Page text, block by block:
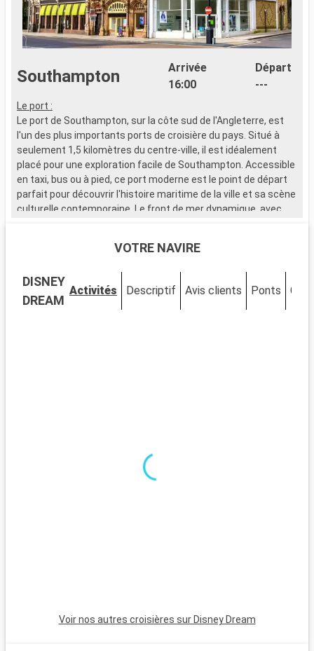
Southampton
Arrivée
16:00
Départ
---
Le port :
Le port de Southampton, sur la côte sud de l'Angleterre, est
l'un des plus importants ports de croisière du pays. Situé à
seulement 1,5 kilomètres du centre-ville, il est idéalement
placé pour une exploration facile de Southampton. Accessible
en taxi, bus ou à pied, ce port moderne est le point de départ
parfait pour découvrir l'histoire maritime de la ville et sa scène
culturelle contemporaine. Le front de mer dynamique, avec
Southampton, ville portuaire chargée d'histoire, est riche en
sites d'intérêt. Le musée SeaCity narre l'histoire du Titanic,
étroitement liée à la ville. Les murs médiévaux et la Bargate,
excursions. Le parc national de New Forest, proche de la ville,
est un havre pour les randonneurs et les amoureux de la
VOTRE NAVIRE
DISNEY
DREAM
Activités Descriptif Avis clients Ponts
Voir nos autres croisières sur Disney Dream